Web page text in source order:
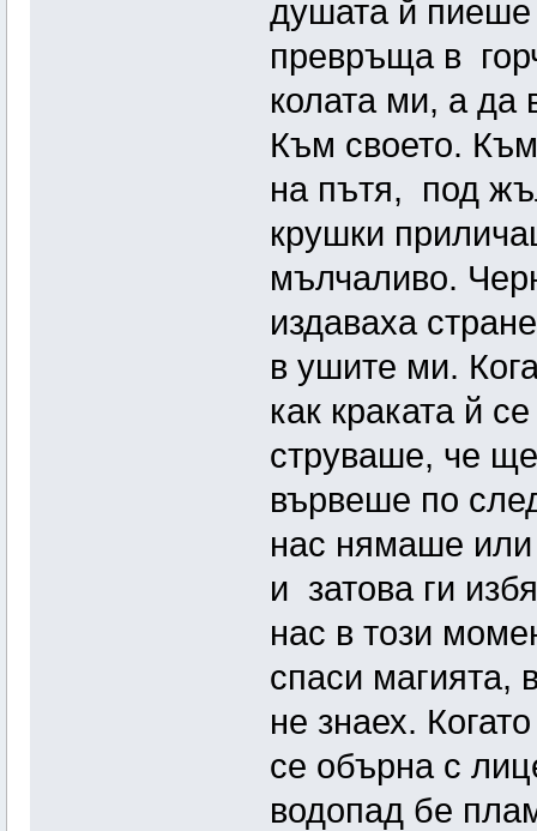
душата й пиеше
превръща в
колата ми, а да
Към своето.
на пътя, под
крушки
мълчаливо.
издаваха
в ушите ми.
как краката й
струваше, че
вървеше по
нас нямаше или
и затова ги
нас в този
спаси магията,
не знаех.
се обърна с
водопад бе